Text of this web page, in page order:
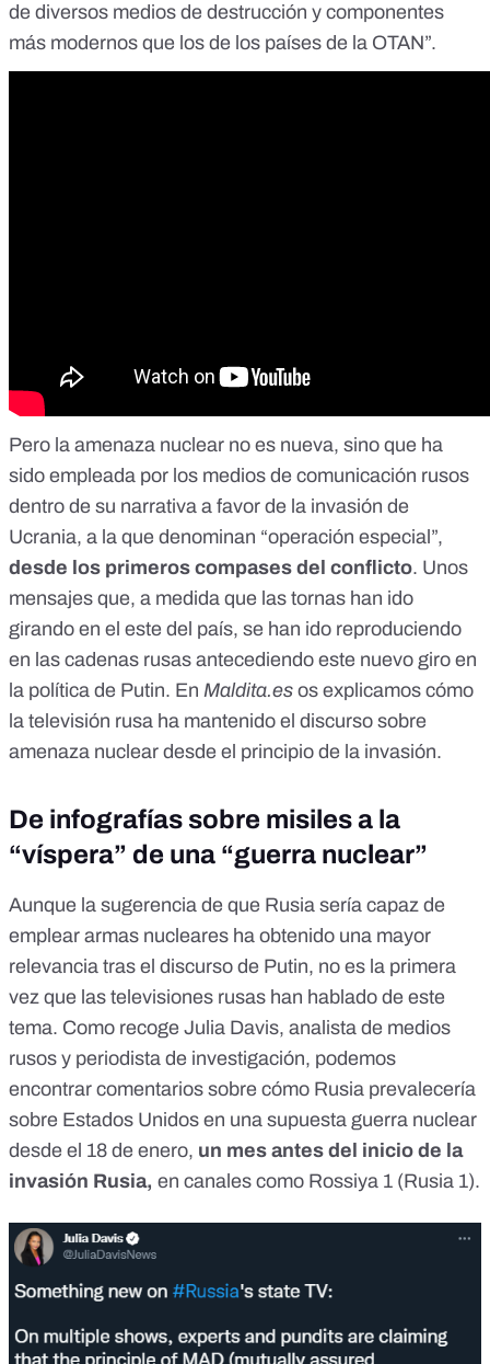
de diversos medios de destrucción y componentes
más modernos que los de los países de la OTAN”.
Pero la amenaza nuclear no es nueva, sino que ha
sido empleada por los medios de comunicación rusos
dentro de su narrativa a favor de la invasión de
Ucrania, a la que denominan “operación especial”,
desde los primeros compases del conflicto. Unos
mensajes que, a medida que las tornas han ido
girando en el este del país, se han ido reproduciendo
en las cadenas rusas antecediendo este nuevo giro en
la política de Putin. En Maldita.es os explicamos cómo
la televisión rusa ha mantenido el discurso sobre
amenaza nuclear desde el principio de la invasión.
De infografías sobre misiles a la
“víspera” de una “guerra nuclear”
Aunque la sugerencia de que Rusia sería capaz de
emplear armas nucleares ha obtenido una mayor
relevancia tras el discurso de Putin, no es la primera
vez que las televisiones rusas han hablado de este
tema. Como recoge Julia Davis, analista de medios
rusos y periodista de investigación, podemos
encontrar comentarios sobre cómo Rusia prevalecería
sobre Estados Unidos en una supuesta guerra nuclear
desde el 18 de enero, un mes antes del inicio de la
invasión Rusia, en canales como Rossiya 1 (Rusia 1).